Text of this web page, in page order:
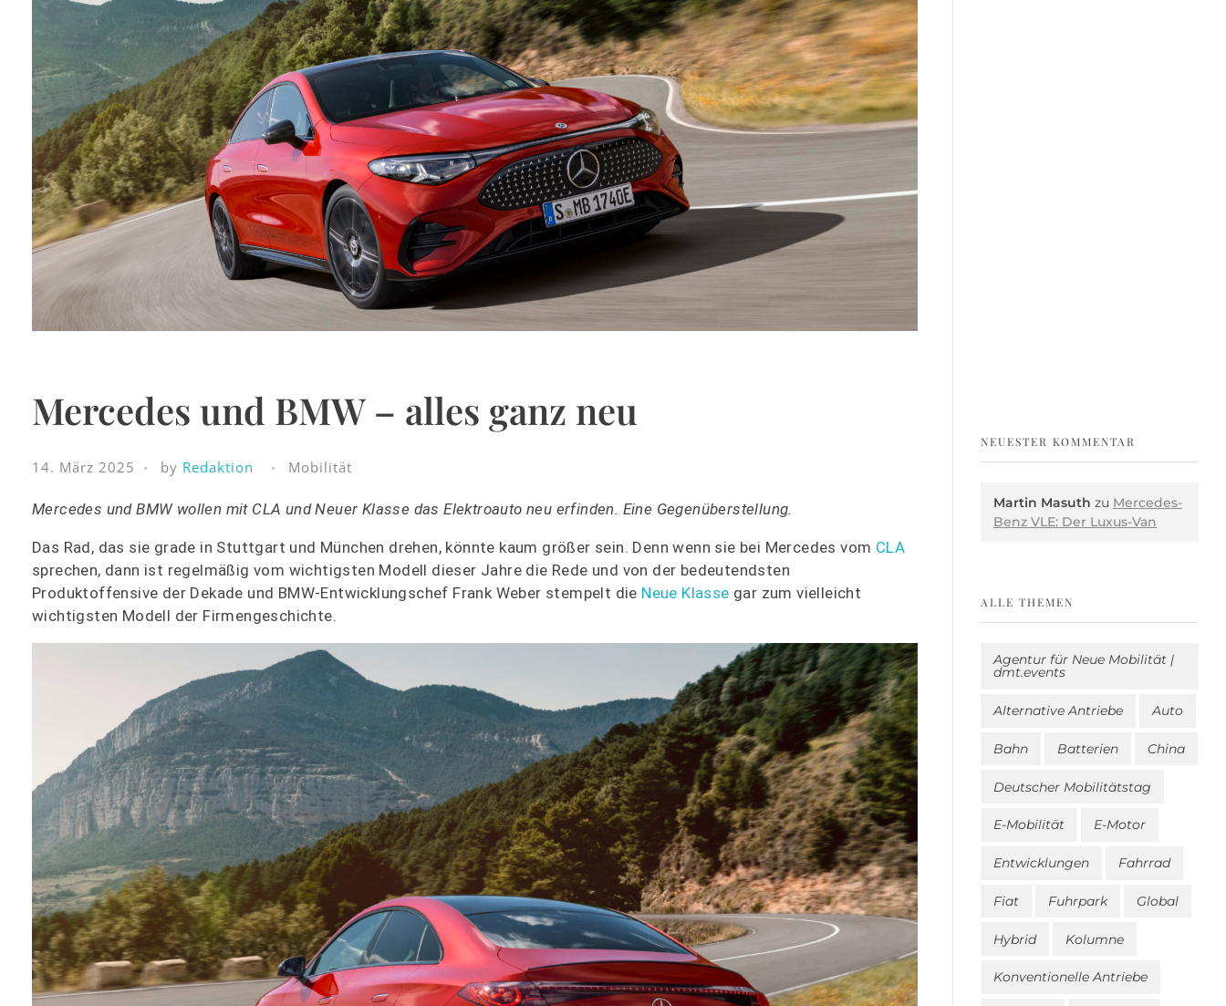
Mercedes und BMW – alles ganz neu
14. März 2025 by Redaktion Mobilität
Mercedes und BMW wollen mit CLA und Neuer Klasse das Elektroauto neu erfinden. Eine Gegenüberstellung.
Das Rad, das sie grade in Stuttgart und München drehen, könnte kaum größer sein. Denn wenn sie bei Mercedes vom CLA
sprechen, dann ist regelmäßig vom wichtigsten Modell dieser Jahre die Rede und von der bedeutendsten
Produktoffensive der Dekade und BMW-Entwicklungschef Frank Weber stempelt die Neue Klasse gar zum vielleicht
wichtigsten Modell der Firmengeschichte.
NEUESTER KOMMENTAR
Martin Masuth zu Mercedes-
Benz VLE: Der Luxus-Van
ALLE THEMEN
Agentur für Neue Mobilität |
dmt.events
Alternative Antriebe Auto
Bahn Batterien China
Deutscher Mobilitätstag
E-Mobilität E-Motor
Entwicklungen Fahrrad
Fiat Fuhrpark Global
Hybrid Kolumne
Konventionelle Antriebe